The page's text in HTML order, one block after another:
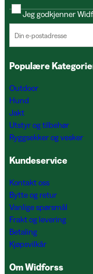
Jeg godkjenner
Populære
Outdoor
Hund
Jakt
Utstyr og tilbehør
Ryggsekker og vesker
Kundeservice
Kontakt oss
Bytte og retur
Vanlige spørsmål
Frakt og levering
Betaling
Kjøpsvilkår
Om Widforss